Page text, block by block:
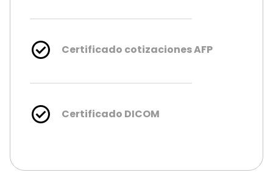
Certificado cotizaciones AFP
Certificado DICOM